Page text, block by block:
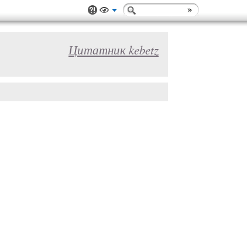
Цитатник kebetz